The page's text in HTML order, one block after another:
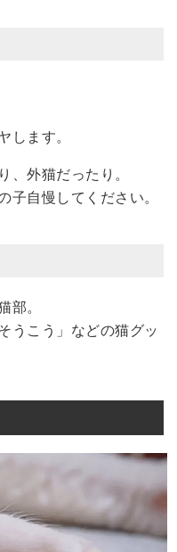
ます。
外猫だったり。
自慢してください。
。
うこう」などの猫グッ